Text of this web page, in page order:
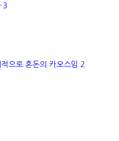
3
으로 혼돈의 카오스임 2